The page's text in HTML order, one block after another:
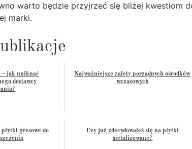
warto będzie przyjrzeć się bliżej kwestiom
marki.
– jak uniknąć
dostawcy
Najważniejsze zalety porządnych ośrodków
wczasowych
gresowe do
Czy już zdecydowałeś się na płytki
metalizowane?